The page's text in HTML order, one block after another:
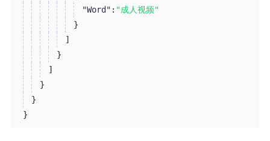
"Word": "成人视频"
}
]
}
]
}
}
}